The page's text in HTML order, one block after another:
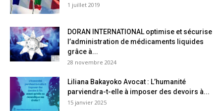
1 juillet 2019
DORAN INTERNATIONAL optimise et sécurise
l’administration de médicaments liquides
grâce à...
28 novembre 2024
Liliana Bakayoko Avocat : L’humanité
parviendra-t-elle à imposer des devoirs à...
15 janvier 2025